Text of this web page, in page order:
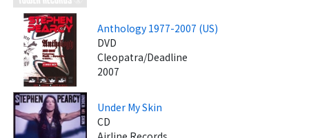
Anthology 1977-2007 (US)
DVD
Cleopatra/Deadline
2007
Under My Skin
CD